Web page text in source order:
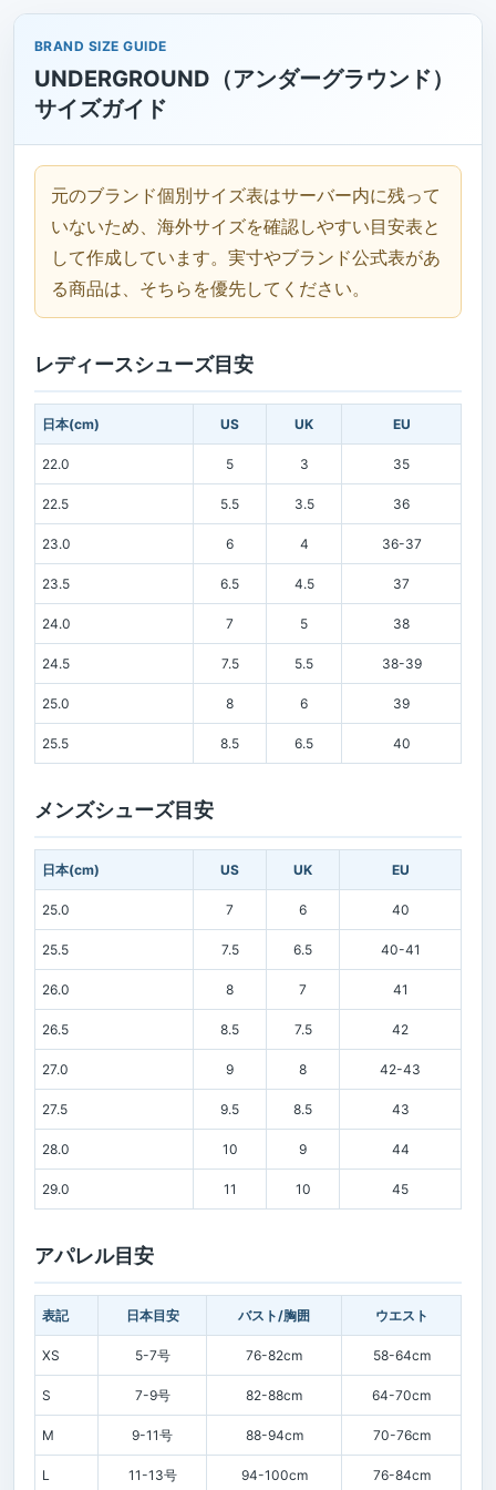
BRAND SIZE GUIDE
UNDERGROUND（アンダーグラウンド）
サイズガイド
元のブランド個別サイズ表はサーバー内に残って
いないため、海外サイズを確認しやすい目安表と
して作成しています。実寸やブランド公式表があ
る商品は、そちらを優先してください。
レディースシューズ目安
日本(cm) US UK EU
22.0 5 3 35
22.5 5.5 3.5 36
23.0 6 4 36-37
23.5 6.5 4.5 37
24.0 7 5 38
24.5 7.5 5.5 38-39
25.0 8 6 39
25.5 8.5 6.5 40
メンズシューズ目安
日本(cm) US UK EU
25.0 7 6 40
25.5 7.5 6.5 40-41
26.0 8 7 41
26.5 8.5 7.5 42
27.0 9 8 42-43
27.5 9.5 8.5 43
28.0 10 9 44
29.0 11 10 45
アパレル目安
表記 日本目安 バスト/胸囲 ウエスト
XS 5-7号 76-82cm 58-64cm
S 7-9号 82-88cm 64-70cm
M 9-11号 88-94cm 70-76cm
L 11-13号 94-100cm 76-84cm